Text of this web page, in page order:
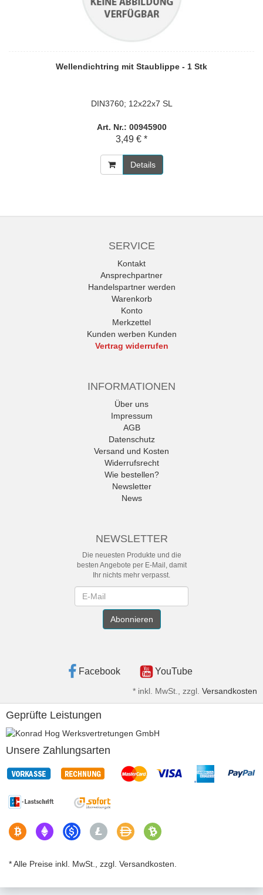
Wellendichtring mit Staublippe - 1 Stk
DIN3760; 12x22x7 SL
Art. Nr.: 00945900
3,49 € *
Details
SERVICE
Kontakt
Ansprechpartner
Handelspartner werden
Warenkorb
Konto
Merkzettel
Kunden werben Kunden
Vertrag widerrufen
INFORMATIONEN
Über uns
Impressum
AGB
Datenschutz
Versand und Kosten
Widerrufsrecht
Wie bestellen?
Newsletter
News
NEWSLETTER
Die neuesten Produkte und die
besten Angebote per E-Mail, damit
Ihr nichts mehr verpasst.
Abonnieren
Facebook YouTube
* inkl. MwSt., zzgl. Versandkosten
Geprüfte Leistungen
Unsere Zahlungsarten
* Alle Preise inkl. MwSt., zzgl. Versandkosten.